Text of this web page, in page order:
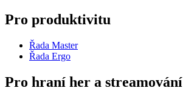
Pro produktivitu
Řada Master
Řada Ergo
Pro hraní her a streamování